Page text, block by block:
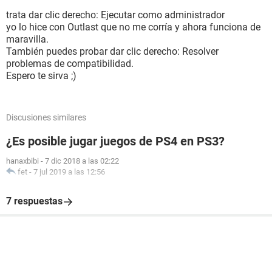
trata dar clic derecho: Ejecutar como administrador
yo lo hice con Outlast que no me corría y ahora funciona de
maravilla.
También puedes probar dar clic derecho: Resolver
problemas de compatibilidad.
Espero te sirva ;)
Discusiones similares
¿Es posible jugar juegos de PS4 en PS3?
hanaxbibi - 7 dic 2018 a las 02:22
fet - 7 jul 2019 a las 12:56
7 respuestas